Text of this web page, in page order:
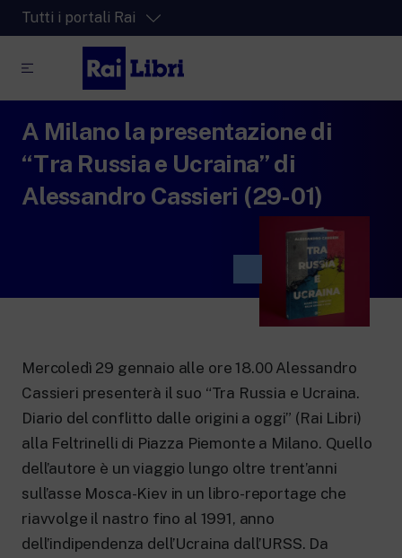
Tutti i portali Rai
La piattaforma di streaming video per tutti.
RaiPlay
La piattaforma digitale dei canali Radio
RaiPlay Sound
Lo spazio sicuro ricco di cartoni animati
New 24 ore su 24: attualità, ultime notizie
e aggiornamenti.
RaiNews
Le redazioni regionali di RaiNews.
Rai TgR
A Milano la presentazione di
“Tra Russia e Ucraina” di
Alessandro Cassieri (29-01)
Mercoledì 29 gennaio alle ore 18.00 Alessandro
Cassieri presenterà il suo “Tra Russia e Ucraina.
Diario del conflitto dalle origini a oggi” (Rai Libri)
alla Feltrinelli di Piazza Piemonte a Milano. Quello
dell’autore è un viaggio lungo oltre trent’anni
sull’asse Mosca-Kiev in un libro-reportage che
riavvolge il nastro fino al 1991, anno
dell’indipendenza dell’Ucraina dall’URSS. Da